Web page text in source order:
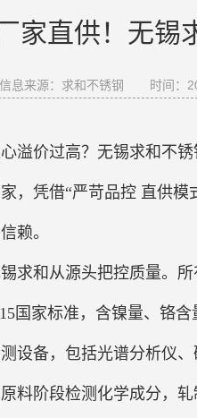
家直供！无锡
信息来源：求和不锈钢 时间：
溢价过高？无锡求和不
，凭借“严苛品控 直供
赖。
求和从源头把控质量。
国家标准，含镍量、铬
设备，包括光谱分析仪
料阶段检测化学成分，